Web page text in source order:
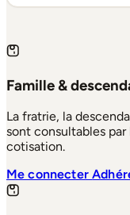
Famille &
La fratrie, la
sont consultables
cotisation.
Me connecter